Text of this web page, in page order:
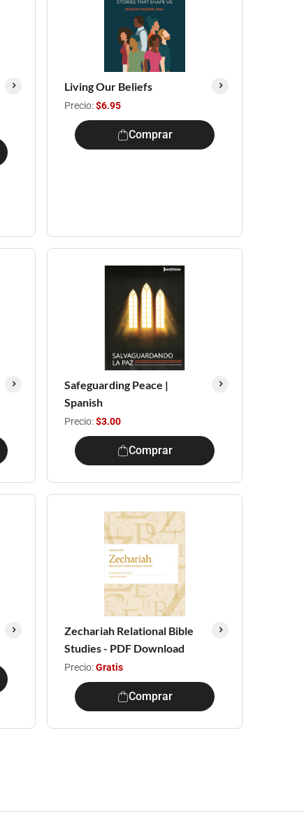
Living Our Beliefs
Precio:$6.95
Comprar
Safeguarding Peace |
Spanish
Precio:$3.00
Comprar
Zechariah Relational Bible
Studies - PDF Download
Precio:Gratis
Comprar